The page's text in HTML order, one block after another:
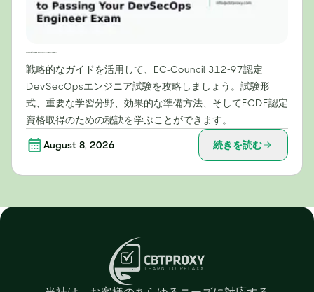
戦略的なガイドを活用して、EC-Council 312-97認定
DevSecOpsエンジニア試験を攻略しましょう。試験形
式、重要な学習分野、効果的な準備方法、そしてECDE認定
資格取得のための秘訣を学ぶことができます。
August 8, 2026 続きを読む